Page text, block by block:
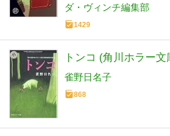
ダ・ヴィンチ編集部
1429
トンコ (角川ホラー
雀野日名子
868